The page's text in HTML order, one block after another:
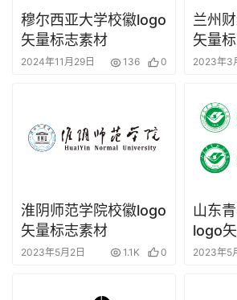
穆尔西亚大学校徽logo
矢量标志素材
2024年11月29日 136 0
兰州
矢量
2023年3
淮阴师范学院校徽logo
矢量标志素材
2023年5月2日 1.1K 0
山东
logo
2023年5